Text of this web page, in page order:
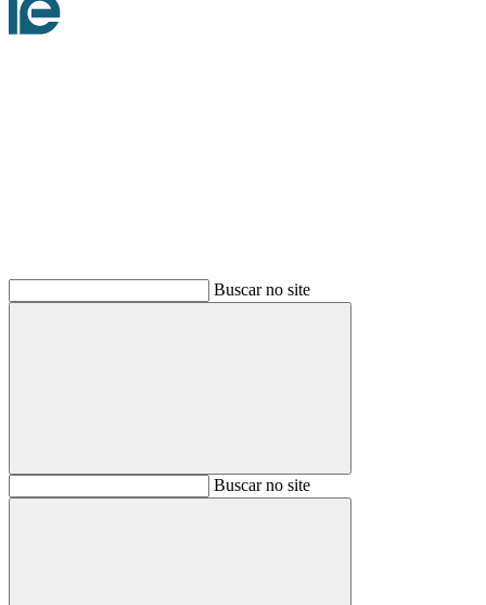
Buscar no site
BuscarBuscar no site